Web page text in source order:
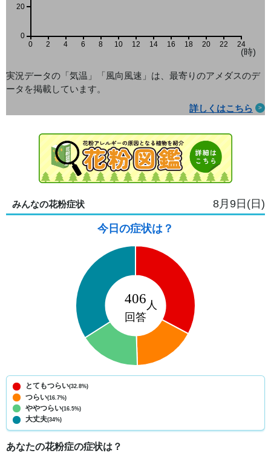
0 2 4 6 8 10 12 14 16 18 20 22 24
(時)
0
20
実況データの「気温」「風向風速」は、最寄りのアメダスのデ
ータを掲載しています。
詳しくはこちら
みんなの花粉症状 8月9日(日)
今日の症状は？
とてもつらい(32.8%)
つらい(16.7%)
ややつらい(16.5%)
大丈夫(34%)
あなたの花粉症の症状は？